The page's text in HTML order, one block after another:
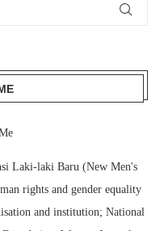
Laki-laki Baru (New Men's
rights and gender equality
and institution; National